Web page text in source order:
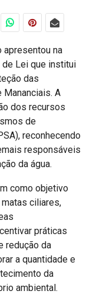
apresentou na
de Lei que institui
das
Mananciais. A
dos recursos
de
reconhecendo
responsáveis
da água.
como objetivo
ciliares,
práticas
redução da
a quantidade e
da
ambiental.